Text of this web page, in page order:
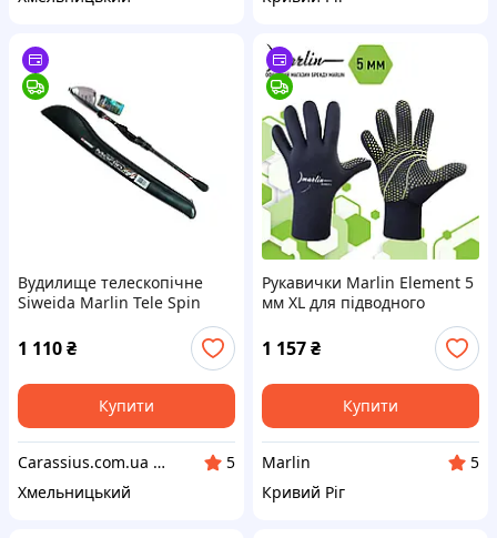
Вудилище телескопічне
Siweida Marlin Tele Spin
1 110₴
Купити
Carassius.com.ua - Все для риболовлі та відпочинку
5
Хмельницький
Рукавички Marlin Element 5
мм XL для підводного
1 157₴
Купити
Marlin
5
Кривий Ріг